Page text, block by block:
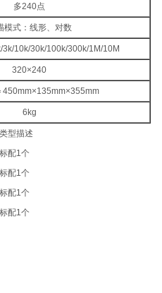
多240点
模式：线形、对数
3k/10k/30k/100k/300k/1M/10M
320×240
450mm×135mm×355mm
6kg
类型描述
标配1个
标配1个
标配1个
标配1个